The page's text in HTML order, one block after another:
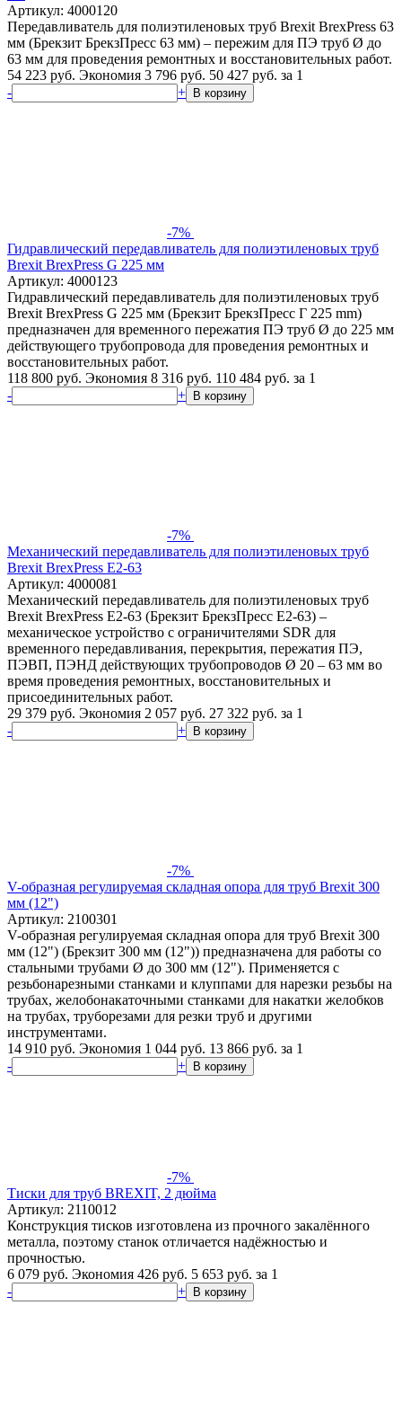
Артикул: 4000120
Передавливатель для полиэтиленовых труб Brexit BrexPress 63
мм (Брекзит БрекзПресс 63 мм) – пережим для ПЭ труб Ø до
63 мм для проведения ремонтных и восстановительных работ.
54 223 руб. Экономия 3 796 руб. 50 427 руб. за 1
-
+ В корзину
-7%
Гидравлический передавливатель для полиэтиленовых труб
Brexit BrexPress G 225 мм
Артикул: 4000123
Гидравлический передавливатель для полиэтиленовых труб
Brexit BrexPress G 225 мм (Брекзит БрекзПресс Г 225 mm)
предназначен для временного пережатия ПЭ труб Ø до 225 мм
действующего трубопровода для проведения ремонтных и
восстановительных работ.
118 800 руб. Экономия 8 316 руб. 110 484 руб. за 1
-
+ В корзину
-7%
Механический передавливатель для полиэтиленовых труб
Brexit BrexPress Е2-63
Артикул: 4000081
Механический передавливатель для полиэтиленовых труб
Brexit BrexPress Е2-63 (Брекзит БрекзПресс Е2-63) –
механическое устройство с ограничителями SDR для
временного передавливания, перекрытия, пережатия ПЭ,
ПЭВП, ПЭНД действующих трубопроводов Ø 20 – 63 мм во
время проведения ремонтных, восстановительных и
присоединительных работ.
29 379 руб. Экономия 2 057 руб. 27 322 руб. за 1
-
+ В корзину
-7%
V-образная регулируемая складная опора для труб Brexit 300
мм (12")
Артикул: 2100301
V-образная регулируемая складная опора для труб Brexit 300
мм (12") (Брекзит 300 мм (12")) предназначена для работы со
стальными трубами Ø до 300 мм (12"). Применяется с
резьбонарезными станками и клуппами для нарезки резьбы на
трубах, желобонакаточными станками для накатки желобков
на трубах, труборезами для резки труб и другими
инструментами.
14 910 руб. Экономия 1 044 руб. 13 866 руб. за 1
-
+ В корзину
-7%
Тиски для труб BREXIT, 2 дюйма
Артикул: 2110012
Конструкция тисков изготовлена из прочного закалённого
металла, поэтому станок отличается надёжностью и
прочностью.
6 079 руб. Экономия 426 руб. 5 653 руб. за 1
-
+ В корзину